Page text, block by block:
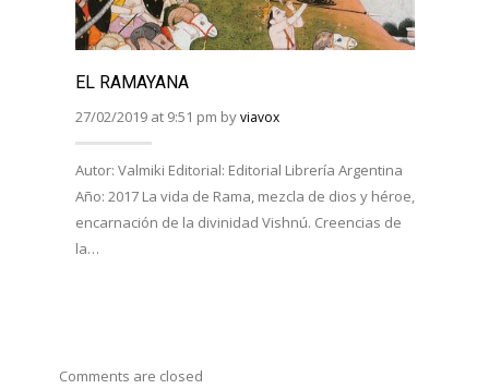
EL RAMAYANA
27/02/2019 at 9:51 pm byviavox
Autor: Valmiki Editorial: Editorial Librería Argentina
Año: 2017 La vida de Rama, mezcla de dios y héroe,
encarnación de la divinidad Vishnú. Creencias de
la…
Comments are closed